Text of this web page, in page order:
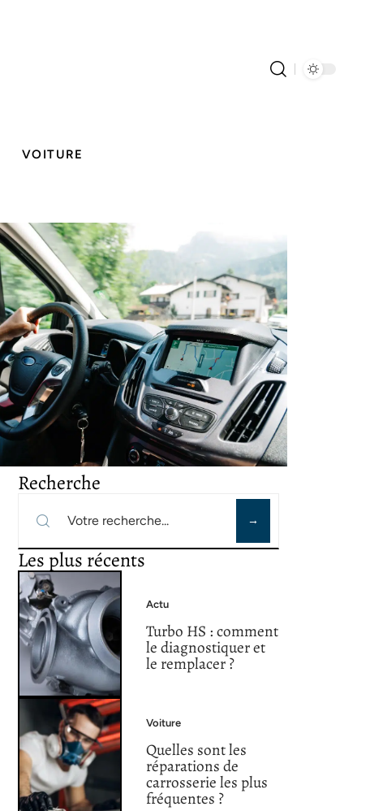
VOITURE
Recherche
Les plus récents
Actu
Turbo HS : comment
le diagnostiquer et
le remplacer ?
Voiture
Quelles sont les
réparations de
carrosserie les plus
fréquentes ?